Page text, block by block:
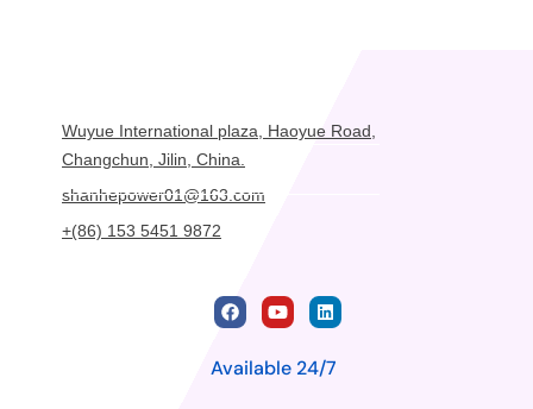
Wuyue International plaza, Haoyue Road,
Changchun, Jilin, China.
shanhepower01@163.com
+(86) 153 5451 9872
Available 24/7